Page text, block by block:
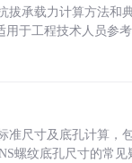
拔承载力计算方法
于工程技术人员参考
准尺寸及底孔计算
螺纹底孔尺寸的常